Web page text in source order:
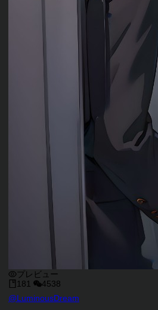
プレビュー
181
4538
キャラクタークリエイター
@LuminousDream